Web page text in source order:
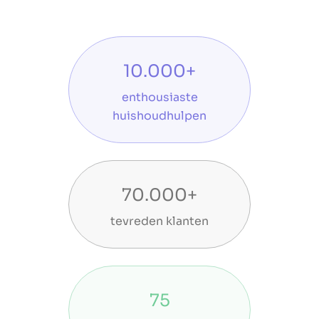
10.000+
enthousiaste
huishoudhulpen
70.000+
tevreden klanten
75